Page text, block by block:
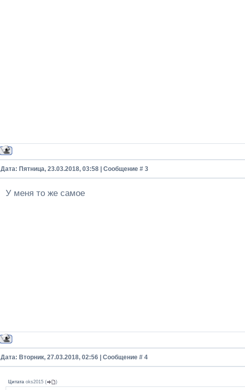
Дата: Пятница, 23.03.2018, 03:58 | Сообщение # 3
У меня то же самое
Дата: Вторник, 27.03.2018, 02:56 | Сообщение # 4
Цитата oks2015 ( )